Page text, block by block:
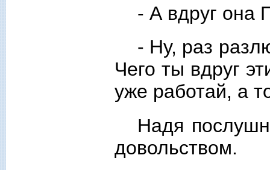
- А вдруг она
- Ну, раз
Чего ты вдруг
уже работай, а
Надя
довольством.